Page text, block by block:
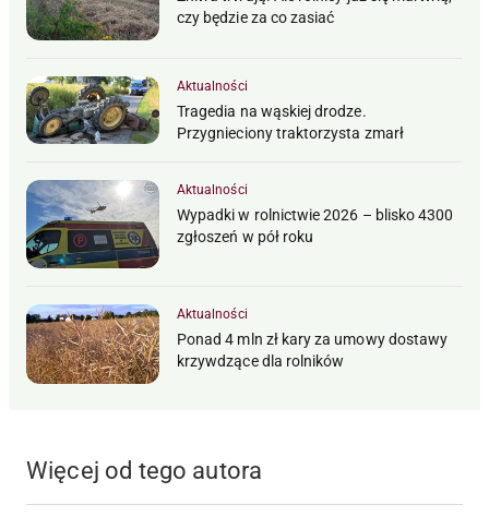
czy będzie za co zasiać
Aktualności
Tragedia na wąskiej drodze.
Przygnieciony traktorzysta zmarł
Aktualności
Wypadki w rolnictwie 2026 – blisko 4300
zgłoszeń w pół roku
Aktualności
Ponad 4 mln zł kary za umowy dostawy
krzywdzące dla rolników
Więcej od tego autora